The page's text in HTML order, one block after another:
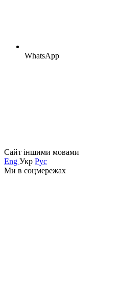
WhatsApp
Сайт іншими мовами
Eng Укр Рус
Ми в соцмережах